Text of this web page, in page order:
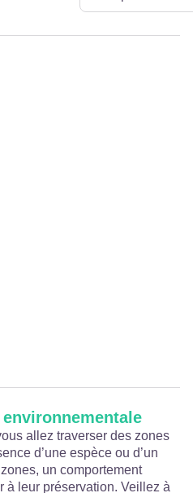
allez traverser des zones
d’une espèce ou d’un
un comportement
à leur préservation. Veillez à